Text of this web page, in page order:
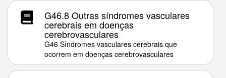
G46.8 Outras síndromes vasculares
cerebrais em doenças
cerebrovasculares
G46 Síndromes vasculares cerebrais que
ocorrem em doenças cerebrovasculares